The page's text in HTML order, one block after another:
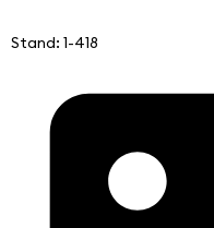
Stand: 1-418